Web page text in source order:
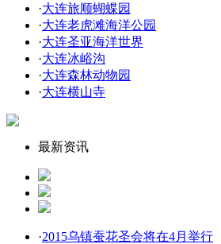
·大连旅顺蝴蝶园
·大连老虎滩海洋公园
·大连圣亚海洋世界
·大连冰峪沟
·大连森林动物园
·大连横山寺
最新资讯
·2015乌镇蚕花圣会将在4月举行